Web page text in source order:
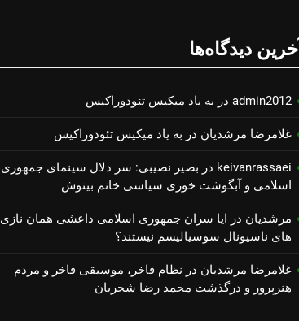
آخرین دیدگاه‌ها
admin2012 در به یاد میكیس تئودوراكیس
غلامرضا مرشدیان در به یاد میكیس تئودوراكیس
keivanrassaei در بصیر نصیبی: سر دلال سینمای جمهوری
اسلامی و آبگوشت خوری سیاسی خانم بینوش
مرشدیان در ایا سران جمهوری اسلامی داعشی همان نازی
های ناسیونال سوسیالیسم نیستند؟
غلامرضا مرشدیان در نظام فاخر، موسیقی فاخر و مردم
هنرپرور و درگذشت محمد رضا شجریان